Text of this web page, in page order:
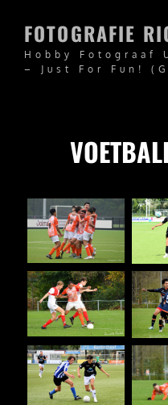
FOTOGRAFIE
Hobby Fotograaf
– Just For Fun!